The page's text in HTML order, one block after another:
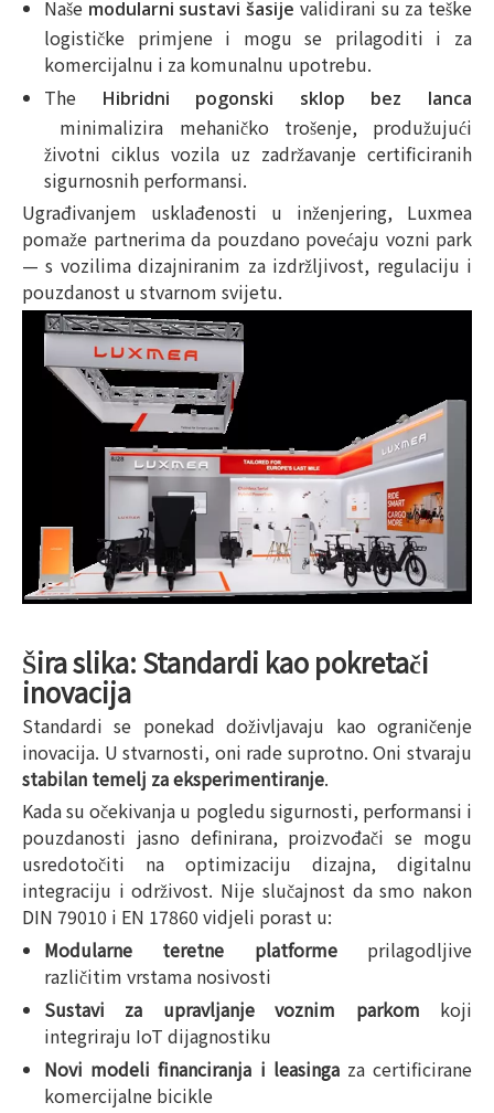
Naše modularni sustavi šasije validirani su za teške
logističke primjene i mogu se prilagoditi i za
komercijalnu i za komunalnu upotrebu.
The
Hibridni pogonski sklop bez lanca
minimalizira mehaničko trošenje, produžujući
životni ciklus vozila uz zadržavanje certificiranih
sigurnosnih performansi.
Ugrađivanjem usklađenosti u inženjering, Luxmea
pomaže partnerima da pouzdano povećaju vozni park
— s vozilima dizajniranim za izdržljivost, regulaciju i
pouzdanost u stvarnom svijetu.
Šira slika: Standardi kao pokretači
inovacija
Standardi se ponekad doživljavaju kao ograničenje
inovacija. U stvarnosti, oni rade suprotno. Oni stvaraju
stabilan temelj za eksperimentiranje.
Kada su očekivanja u pogledu sigurnosti, performansi i
pouzdanosti jasno definirana, proizvođači se mogu
usredotočiti na optimizaciju dizajna, digitalnu
integraciju i održivost. Nije slučajnost da smo nakon
DIN 79010 i EN 17860 vidjeli porast u:
Modularne teretne platforme prilagodljive
različitim vrstama nosivosti
Sustavi za upravljanje voznim parkom koji
integriraju IoT dijagnostiku
Novi modeli financiranja i leasinga za certificirane
komercijalne bicikle